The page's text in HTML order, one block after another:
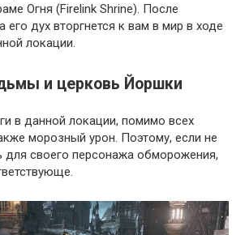
Огня (Firelink Shrine). После
его дух вторгнется к вам в мир в ходе
локации.
и церковь Йоршки
в данной локации, помимо всех
морозный урон. Поэтому, если не
для своего персонажа обморожения,